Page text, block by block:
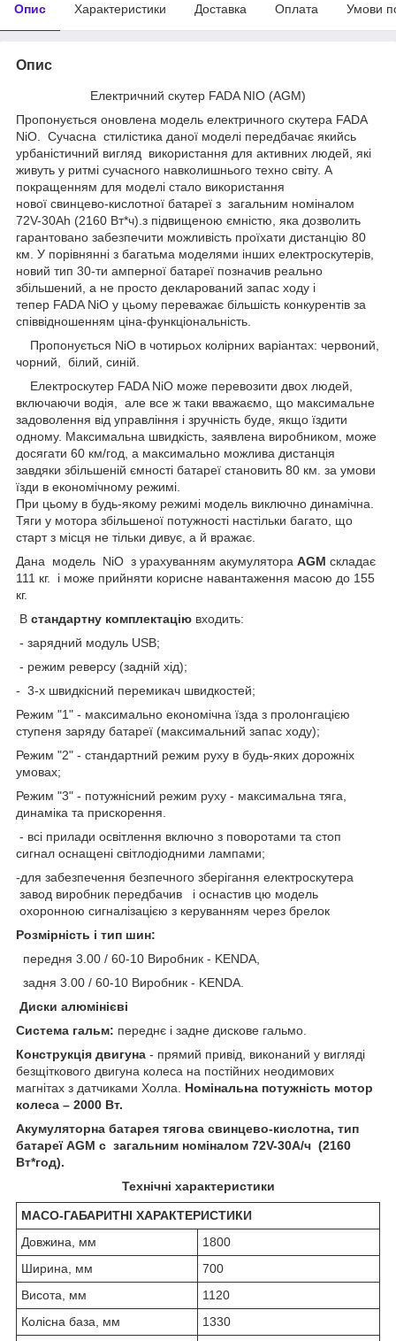
Опис Характеристики Доставка Оплата Умови
Опис
Електричний скутер FADA NIO (AGM)
Пропонується оновлена модель електричного скутера FADA
NiO. Сучасна стилістика даної моделі передбачає якийсь
урбаністичний вигляд використання для активних людей, які
живуть у ритмі сучасного навколишнього техно світу. А
покращенням для моделі стало використання
нової свинцево-кислотної батареї з загальним номіналом
72V-30Ah (2160 Вт*ч).з підвищеною ємністю, яка дозволить
гарантовано забезпечити можливість проїхати дистанцію 80
км. У порівнянні з багатьма моделями інших електроскутерів,
новий тип 30-ти амперної батареї позначив реально
збільшений, а не просто декларований запас ходу і
тепер FADA NiO у цьому переважає більшість конкурентів за
співвідношенням ціна-функціональність.
Пропонується NiO в чотирьох колірних варіантах: червоний,
чорний, білий, синій.
Електроскутер FADA NiO може перевозити двох людей,
включаючи водія, але все ж таки вважаємо, що максимальне
задоволення від управління і зручність буде, якщо їздити
одному. Максимальна швидкість, заявлена виробником, може
досягати 60 км/год, а максимально можлива дистанція
завдяки збільшеній ємності батареї становить 80 км. за умови
їзди в економічному режимі.
При цьому в будь-якому режимі модель виключно динамічна.
Тяги у мотора збільшеної потужності настільки багато, що
старт з місця не тільки дивує, а й вражає.
Дана модель NiO з урахуванням акумулятора AGM складає
111 кг. і може прийняти корисне навантаження масою до 155
кг.
В стандартну комплектацію входить:
- зарядний модуль USB;
- режим реверсу (задній хід);
- 3-х швидкісний перемикач швидкостей;
Режим "1" - максимально економічна їзда з пролонгацією
ступеня заряду батареї (максимальний запас ходу);
Режим "2" - стандартний режим руху в будь-яких дорожніх
умовах;
Режим "3" - потужнісний режим руху - максимальна тяга,
динаміка та прискорення.
- всі прилади освітлення включно з поворотами та стоп
сигнал оснащені світлодіодними лампами;
-для забезпечення безпечного зберігання електроскутера
завод виробник передбачив і оснастив цю модель
охоронною сигналізацією з керуванням через брелок
Розмірність і тип шин:
передня 3.00 / 60-10 Виробник - KENDA,
задня 3.00 / 60-10 Виробник - KENDA.
Диски алюмінієві
Система гальм: переднє і задне дискове гальмо.
Конструкція двигуна - прямий привід, виконаний у вигляді
безщіткового двигуна колеса на постійних неодимових
магнітах з датчиками Холла. Номінальна потужність мотор
колеса – 2000 Вт.
Акумуляторна батарея тягова свинцево-кислотна, тип
батареї AGM с загальним номіналом 72V-30A/ч (2160
Вт*год).
Технічні характеристики
МАСО-ГАБАРИТНІ ХАРАКТЕРИСТИКИ
Довжина, мм
1800
Ширина, мм
700
Висота, мм
1120
Колісна база, мм
1330